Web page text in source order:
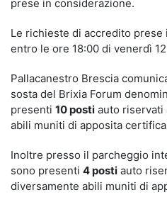
prese in considerazione.
Le richieste di accredito prese
entro le ore 18:00 di venerdì
Pallacanestro Brescia
sosta del Brixia Forum
presenti 10 posti auto riservati
abili muniti di apposita
Inoltre presso il parcheggio
sono presenti 4 posti auto
diversamente abili muniti di